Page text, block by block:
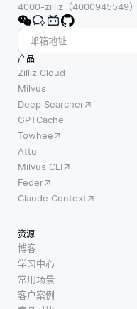
4000-zilliz（4000945549）
产品
Zilliz Cloud
Milvus
Deep Searcher
GPTCache
Towhee
Attu
Milvus CLI
Feder
Claude Context
资源
博客
学习中心
常用场景
客户案例